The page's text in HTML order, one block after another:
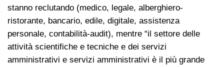
stanno reclutando (medico, legale, alberghiero-
ristorante, bancario, edile, digitale, assistenza
personale, contabilità-audit), mentre “il settore delle
attività scientifiche e tecniche e dei servizi
amministrativi e servizi amministrativi è il più grande